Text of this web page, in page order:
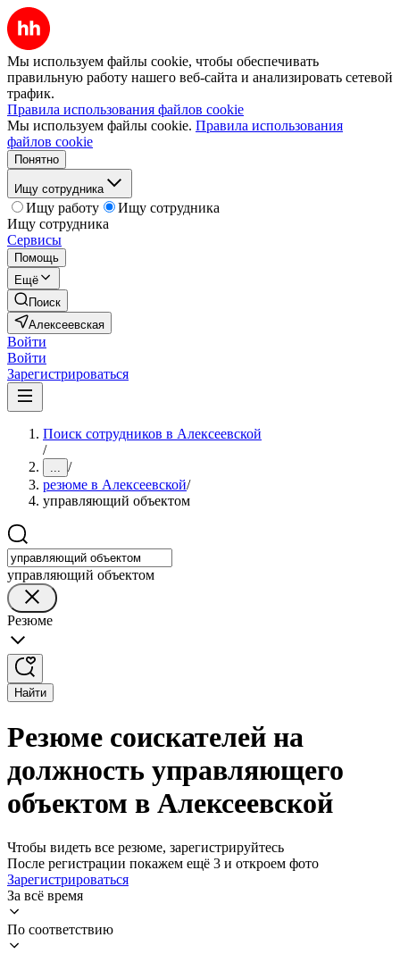
Мы используем файлы cookie, чтобы обеспечивать
правильную работу нашего веб-сайта и анализировать сетевой
трафик.
Правила использования файлов cookie
Мы используем файлы cookie. Правила использования
файлов cookie
Понятно
Ищу сотрудника
Ищу работу
Ищу сотрудника
Ищу сотрудника
Сервисы
Помощь
Ещё
Поиск
Алексеевская
Войти
Войти
Зарегистрироваться
Поиск сотрудников в Алексеевской
/
... /
резюме в Алексеевской/
управляющий объектом
управляющий объектом
Резюме
Найти
Резюме соискателей на
должность управляющего
объектом в Алексеевской
Чтобы видеть все резюме, зарегистрируйтесь
После регистрации покажем ещё 3 и откроем фото
Зарегистрироваться
За всё время
По соответствию